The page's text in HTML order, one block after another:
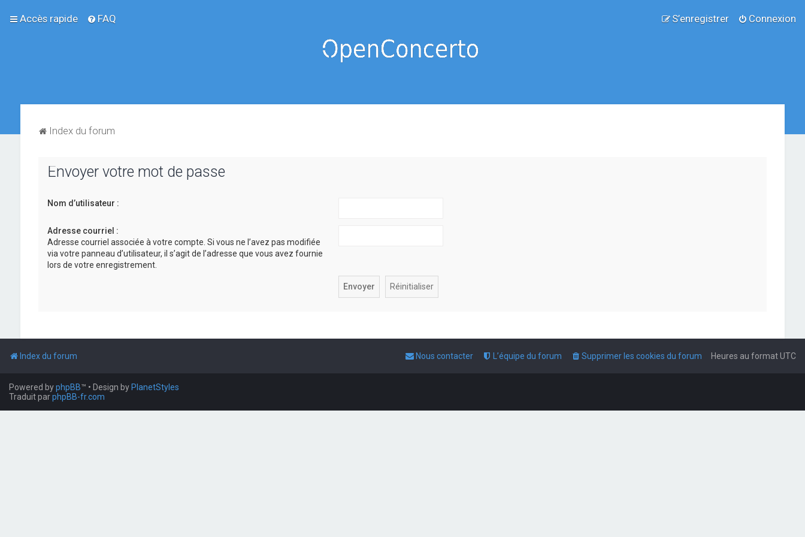
Accès rapide FAQ Connexion
S’enregistrer
Index du forum
Envoyer votre mot de passe
Nom d’utilisateur :
Adresse courriel :
Adresse courriel associée à votre compte. Si vous ne l’avez pas modifiée
via votre panneau d’utilisateur, il s’agit de l’adresse que vous avez fournie
lors de votre enregistrement.
Index du forum Heures au formatUTC
Supprimer les cookies du forum
L’équipe du forum
Nous contacter
Powered byphpBB™ • Design by PlanetStyles
Traduit parphpBB-fr.com